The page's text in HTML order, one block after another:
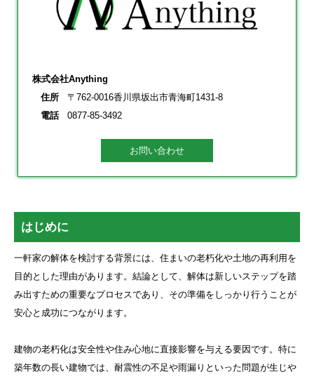
株式会社Anything
住所
〒762-0016香川県坂出市青海町1431-8
電話
0877-85-3492
お問い合わせ
はじめに
一軒家の解体を検討する背景には、住まいの老朽化や土地の再利用を
目的とした理由があります。結論として、解体は新しいステップを踏
み出すための重要なプロセスであり、その準備をしっかり行うことが
安心と成功につながります。
建物の老朽化は安全性や住み心地に直接影響を与える要因です。特に
築年数の長い建物では、耐震性の不足や雨漏りといった問題が生じや